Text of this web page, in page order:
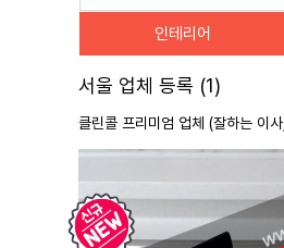
인테리어
서울 업체 등록 (1)
클린콜 프리미엄 업체 (잘하는 이사,